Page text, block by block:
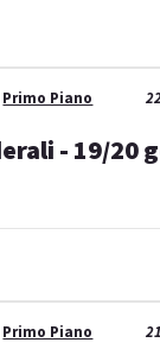
Primo Piano
- 19/20
Primo Piano